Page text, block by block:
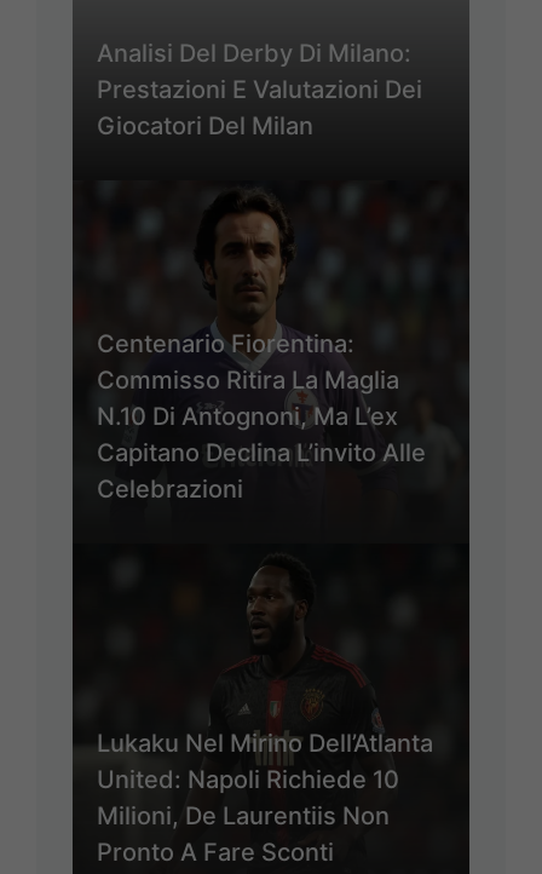
Analisi Del Derby Di Milano:
Prestazioni E Valutazioni Dei
Giocatori Del Milan
Centenario Fiorentina:
Commisso Ritira La Maglia
N.10 Di Antognoni, Ma L’ex
Capitano Declina L’invito Alle
Celebrazioni
Lukaku Nel Mirino Dell’Atlanta
United: Napoli Richiede 10
Milioni, De Laurentiis Non
Pronto A Fare Sconti